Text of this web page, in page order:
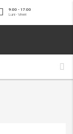
9:00 - 17:00
Luni - Vineri